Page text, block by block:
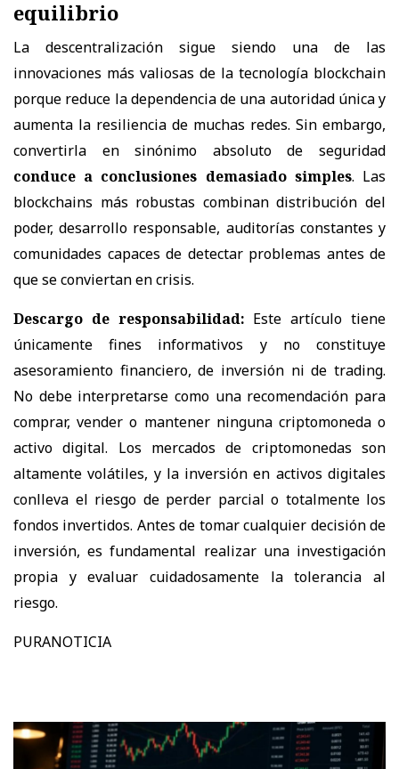
equilibrio
La descentralización sigue siendo una de las
innovaciones más valiosas de la tecnología blockchain
porque reduce la dependencia de una autoridad única y
aumenta la resiliencia de muchas redes. Sin embargo,
convertirla en sinónimo absoluto de seguridad
conduce a conclusiones demasiado simples. Las
blockchains más robustas combinan distribución del
poder, desarrollo responsable, auditorías constantes y
comunidades capaces de detectar problemas antes de
que se conviertan en crisis.
Descargo de responsabilidad: Este artículo tiene
únicamente fines informativos y no constituye
asesoramiento financiero, de inversión ni de trading.
No debe interpretarse como una recomendación para
comprar, vender o mantener ninguna criptomoneda o
activo digital. Los mercados de criptomonedas son
altamente volátiles, y la inversión en activos digitales
conlleva el riesgo de perder parcial o totalmente los
fondos invertidos. Antes de tomar cualquier decisión de
inversión, es fundamental realizar una investigación
propia y evaluar cuidadosamente la tolerancia al
riesgo.
PURANOTICIA